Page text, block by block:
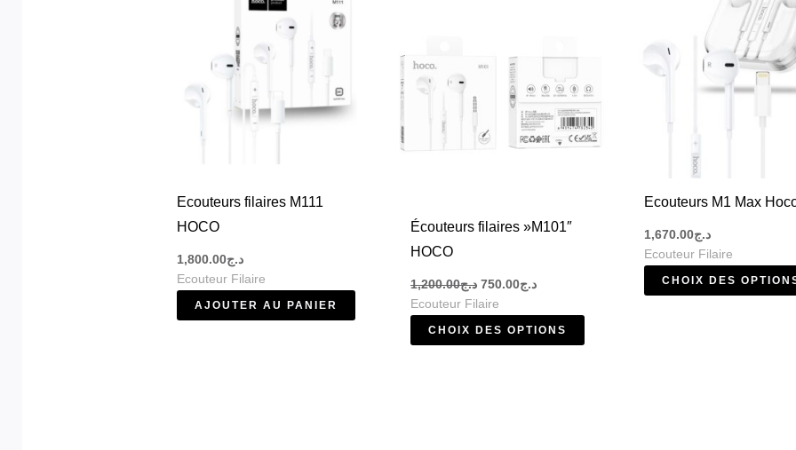
Ecouteurs filaires M111
HOCO
د.ج1,800.00
Ecouteur Filaire
AJOUTER AU PANIER
Écouteurs filaires »M101″
HOCO
د.ج1,200.00 د.ج750.00
Ecouteur Filaire
CHOIX DES OPTIONS
Les
options
peuvent
produit
Ecouteurs M1 Max
د.ج1,670.00
Ecouteur Filaire
CHOIX DES